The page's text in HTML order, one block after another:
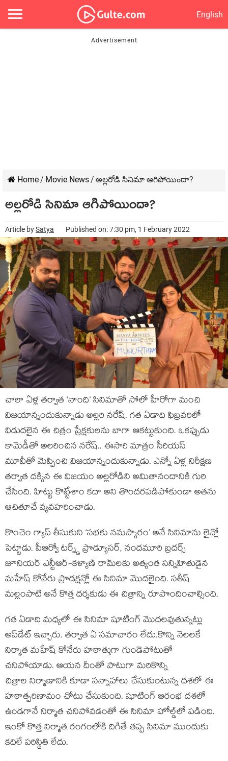
English
Home/ Movie News/ అల్లరోడి సినిమా ఆగిపోయిందా?
అల్లరోడి సినిమా ఆగిపోయిందా?
Article bySatya Published on: 7:30 pm, 1 February 2022
చాలా ఏళ్ల తర్వాత ‘నాంది’ సినిమాతో సోలో హీరోగా మంచి
విజయాన్నందుకున్నాడు అల్లరి నరేష్. గత ఏడాది ఫిబ్రవరిలో
విడుదలైన ఈ చిత్రం ప్రేక్షకులను బాగా ఆకట్టుకుంది. ఒకప్పుడు
కామెడీతో అలరించిన నరేష్.. ఈసారి మాత్రం సీరియస్
మూవీతో మెప్పించి విజయాన్నందుకున్నాడు. ఎన్నో ఏళ్ల నిరీక్షణ
తర్వాత దక్కిన ఈ విజయం అల్లరోడిని అమితానందానికి గురి
చేసింది. హిట్టు కొట్టేశాం కదా అని తొందరపడిపోకుండా అతను
ఆచితూచే వ్యవహరించాడు.
కొంచెం గ్యాప్ తీసుకుని ‘సభకు నమస్కారం’ అనే సినిమాను లైన్లో
పెట్టాడు. పీఆర్వో టర్న్డ్ ప్రొడ్యూసర్, నందమూరి బ్రదర్స్
జూనియర్ ఎన్టీఆర్-కళ్యాణ్ రామ్‌లకు అత్యంత సన్నిహితుడైన
మహేష్ కోనేరు ప్రొడక్షన్లో ఈ సినిమా మొదలైంది. సతీష్
మల్లంపాటి అనే కొత్త దర్శకుడు ఈ చిత్రాన్ని రూపొందించాల్సింది.
గత ఏడాది మధ్యలో ఈ సినిమా షూటింగ్ మొదలవుతున్నట్లు
అప్‌డేట్ ఇచ్చారు. తర్వాత ఏ సమాచారం లేదు.కొన్ని నెలలకే
నిర్మాత మహేష్ కోనేరు హఠాత్తుగా గుండెపోటుతో
చనిపోయాడు. ఆయన దీంతో పాటుగా మరికొన్ని
చిత్రాల నిర్మాణానికి కూడా సన్నాహాలు చేసుకుంటున్న దశలో ఈ
హఠాత్పరిణామం చోటు చేసుకుంది. షూటింగ్ ఆరంభ దశలో
ఉండగానే నిర్మాత చనిపోవడంతో ఈ సినిమా హోల్డ్‌లో పడింది.
ఇంకో కొత్త నిర్మాత రంగంలోకి దిగితే తప్ప సినిమా ముందుకు
కదిలే పరిస్థితి లేదు.